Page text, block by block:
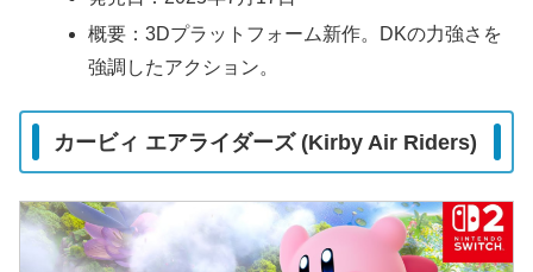
概要：3Dプラットフォーム新作。DKの力強さを
強調したアクション。
カービィ エアライダーズ (Kirby Air Riders)